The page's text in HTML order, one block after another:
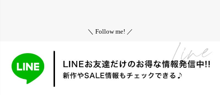
＼ Follow me! ／